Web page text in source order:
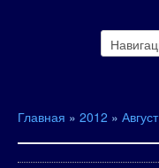
Главная » 2012 » Август